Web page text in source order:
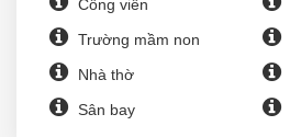
Công viên
Trường mầm non
Nhà thờ
Sân bay